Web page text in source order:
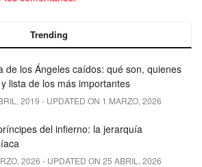
Trending
de los Ángeles caídos: qué son, quienes
lista de los más importantes
2019 - UPDATED ON 1 MARZO, 2026
del infierno: la jerarquía
2026 - UPDATED ON 25 ABRIL, 2026